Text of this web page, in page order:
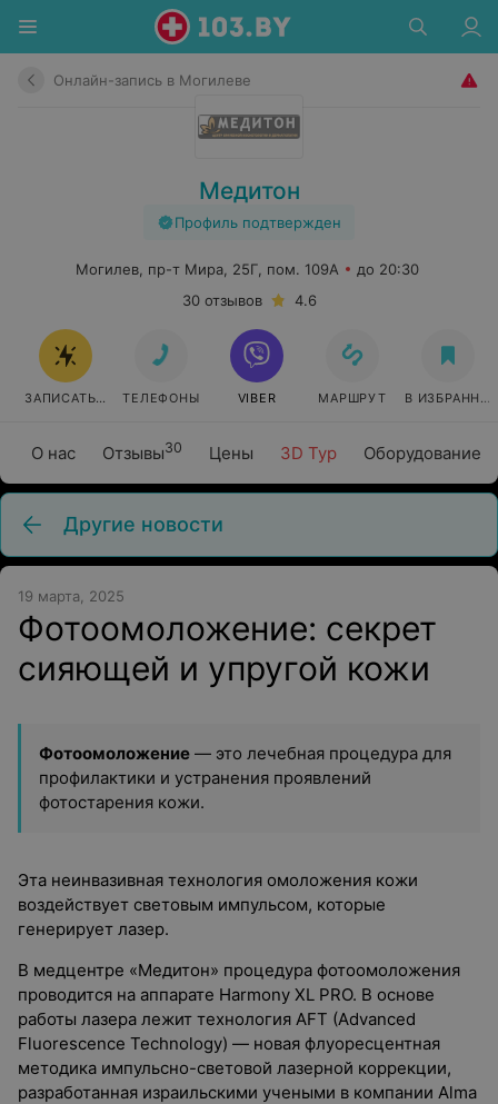
Онлайн-запись в Могилеве
Медитон
Профиль подтвержден
О нас Отзывы30 Цены 3D Тур Оборудование
Могилев, пр-т Мира, 25Г, пом. 109А
до 20:30
30 отзывов
4.6
ЗАПИСАТЬСЯ ОНЛАЙН
ТЕЛЕФОНЫ VIBER МАРШРУТ В ИЗБРАННОЕ
Другие новости
19 марта, 2025
Фотоомоложение: секрет
сияющей и упругой кожи
Фотоомоложение — это лечебная процедура для
профилактики и устранения проявлений
фотостарения кожи.
Эта неинвазивная технология омоложения кожи
воздействует световым импульсом, которые
генерирует лазер.
В медцентре «Медитон» процедура фотоомоложения
проводится на аппарате Harmony XL PRO. В основе
работы лазера лежит технология AFT (Advanced
Fluorescence Technology) — новая флуоресцентная
методика импульсно-световой лазерной коррекции,
разработанная израильскими учеными в компании Alma